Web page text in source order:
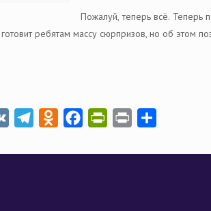
Пожалуй, теперь всё. Теперь
ребятам массу сюрпризов, но об этом
VK TelegramOdnoklassniki
FacebookPrintFriendly
Print